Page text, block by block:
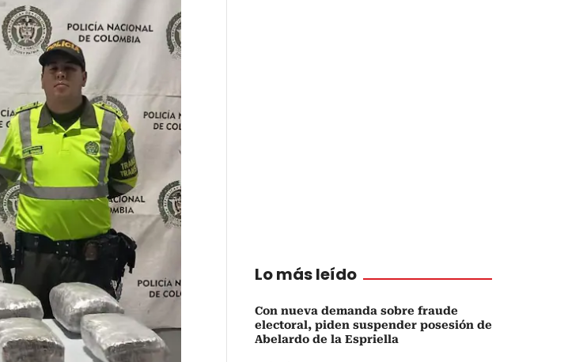
Lo más leído
Con nueva demanda sobre fraude
electoral, piden suspender posesión de
Abelardo de la Espriella